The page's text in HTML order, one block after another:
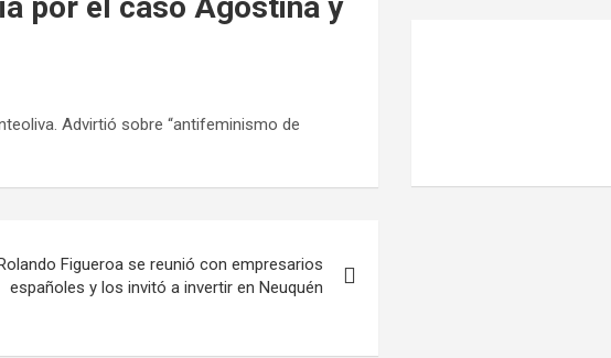
Advirtió sobre “antifeminismo de
Figueroa se reunió con empresarios
españoles y los invitó a invertir en Neuquén